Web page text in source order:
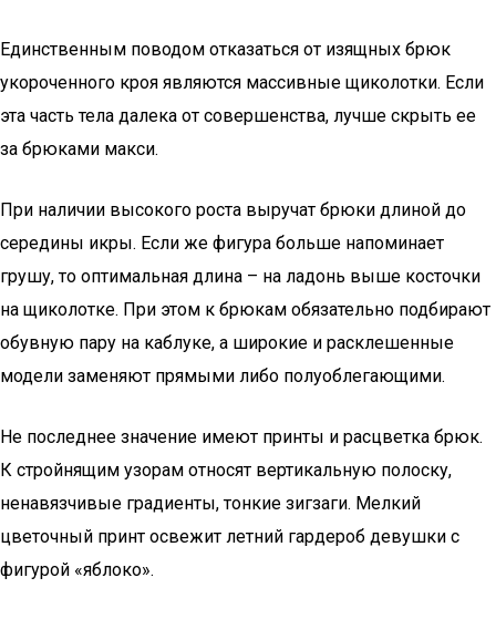
Единственным поводом отказаться от изящных брюк
укороченного кроя являются массивные щиколотки. Если
эта часть тела далека от совершенства, лучше скрыть ее
за брюками макси.
При наличии высокого роста выручат брюки длиной до
середины икры. Если же фигура больше напоминает
грушу, то оптимальная длина – на ладонь выше косточки
на щиколотке. При этом к брюкам обязательно подбирают
обувную пару на каблуке, а широкие и расклешенные
модели заменяют прямыми либо полуоблегающими.
Не последнее значение имеют принты и расцветка брюк.
К стройнящим узорам относят вертикальную полоску,
ненавязчивые градиенты, тонкие зигзаги. Мелкий
цветочный принт освежит летний гардероб девушки с
фигурой «яблоко».